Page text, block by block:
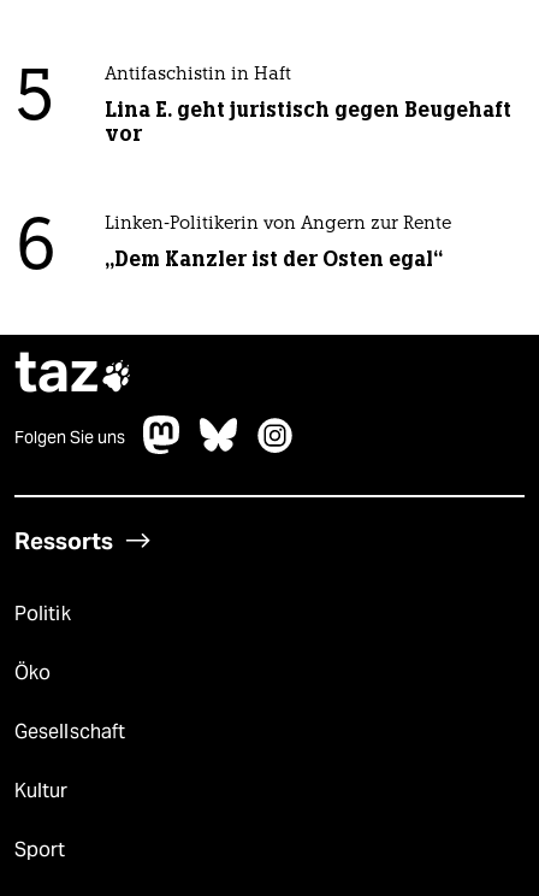
5 Antifaschistin in Haft
Lina E. geht juristisch gegen Beugehaft
vor
6 Linken-Politikerin von Angern zur Rente
„Dem Kanzler ist der Osten egal“
taz
Folgen Sie uns
Ressorts
Politik
Öko
Gesellschaft
Kultur
Sport